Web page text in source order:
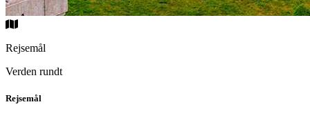
Rejsemål
Verden rundt
Rejsemål